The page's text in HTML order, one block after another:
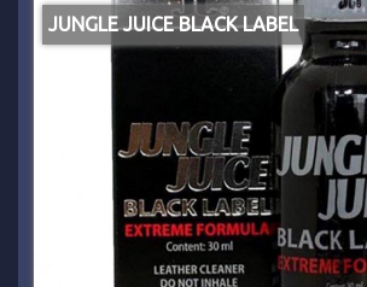
JUNGLE JUICE BLACK LABEL